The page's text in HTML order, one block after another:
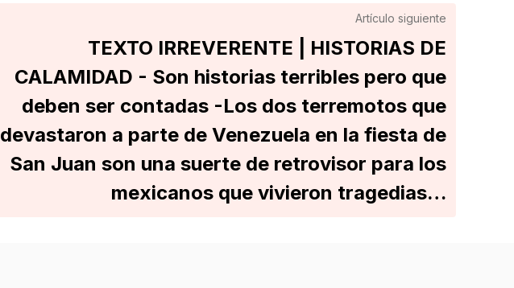
Artículo siguiente
TEXTO IRREVERENTE | HISTORIAS DE
CALAMIDAD - Son historias terribles pero que
deben ser contadas -Los dos terremotos que
devastaron a parte de Venezuela en la fiesta de
San Juan son una suerte de retrovisor para los
mexicanos que vivieron tragedias…